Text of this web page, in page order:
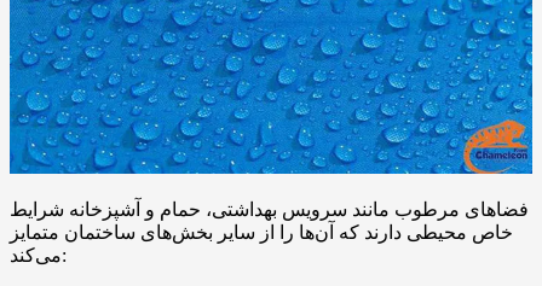
فضاهای مرطوب مانند سرویس بهداشتی، حمام و آشپزخانه شرایط
خاص محیطی دارند که آن‌ها را از سایر بخش‌های ساختمان متمایز
می‌کند: